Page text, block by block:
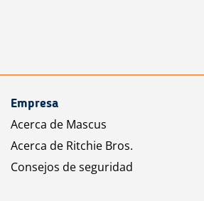
Empresa
Acerca de Mascus
Acerca de Ritchie Bros.
Consejos de seguridad